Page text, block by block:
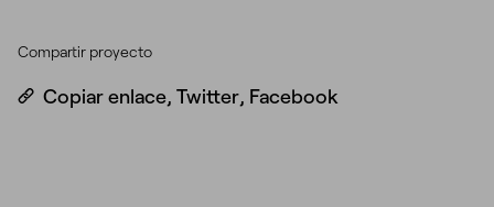
Compartir proyecto
Copiar enlace, Twitter, Facebook